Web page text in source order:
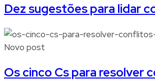
Dez sugestões para lidar
Novo post
Os cinco Cs para resolver